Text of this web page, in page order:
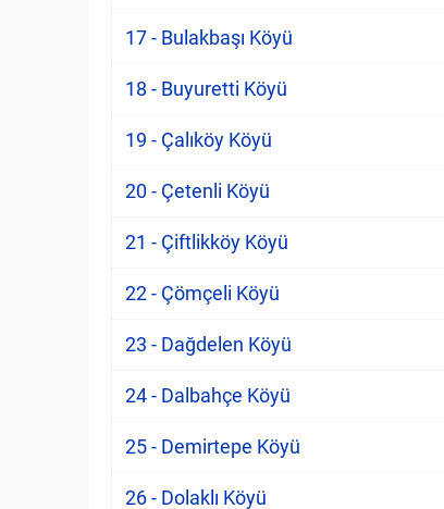
17 - Bulakbaşı Köyü
18 - Buyuretti Köyü
19 - Çalıköy Köyü
20 - Çetenli Köyü
21 - Çiftlikköy Köyü
22 - Çömçeli Köyü
23 - Dağdelen Köyü
24 - Dalbahçe Köyü
25 - Demirtepe Köyü
26 - Dolaklı Köyü